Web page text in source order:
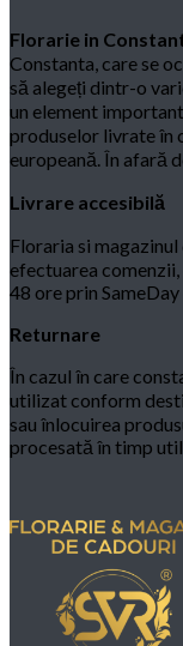
Florarie in
Constanta, care se
să alegeți dintr-o
un element
produselor livrate în
europeană. În afară
Livrare accesibilă
Floraria si
efectuarea
48 ore prin
Returnare
În cazul în care
utilizat conform
sau înlocuirea
procesată în timp